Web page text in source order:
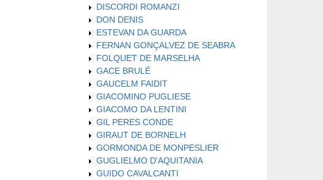
DISCORDI ROMANZI
DON DENIS
ESTEVAN DA GUARDA
FERNAN GONÇALVEZ DE SEABRA
FOLQUET DE MARSELHA
GACE BRULÉ
GAUCELM FAIDIT
GIACOMINO PUGLIESE
GIACOMO DA LENTINI
GIL PERES CONDE
GIRAUT DE BORNELH
GORMONDA DE MONPESLIER
GUGLIELMO D'AQUITANIA
GUIDO CAVALCANTI